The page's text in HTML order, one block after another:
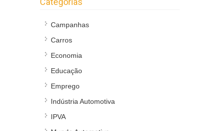
Campanhas
Carros
Economia
Educação
Emprego
Indústria Automotiva
IPVA